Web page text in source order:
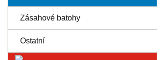
Zásahové batohy
Ostatní